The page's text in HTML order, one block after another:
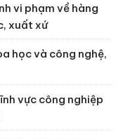
vi phạm về hàng
xuất xứ
học và công nghệ,
vực công nghiệp